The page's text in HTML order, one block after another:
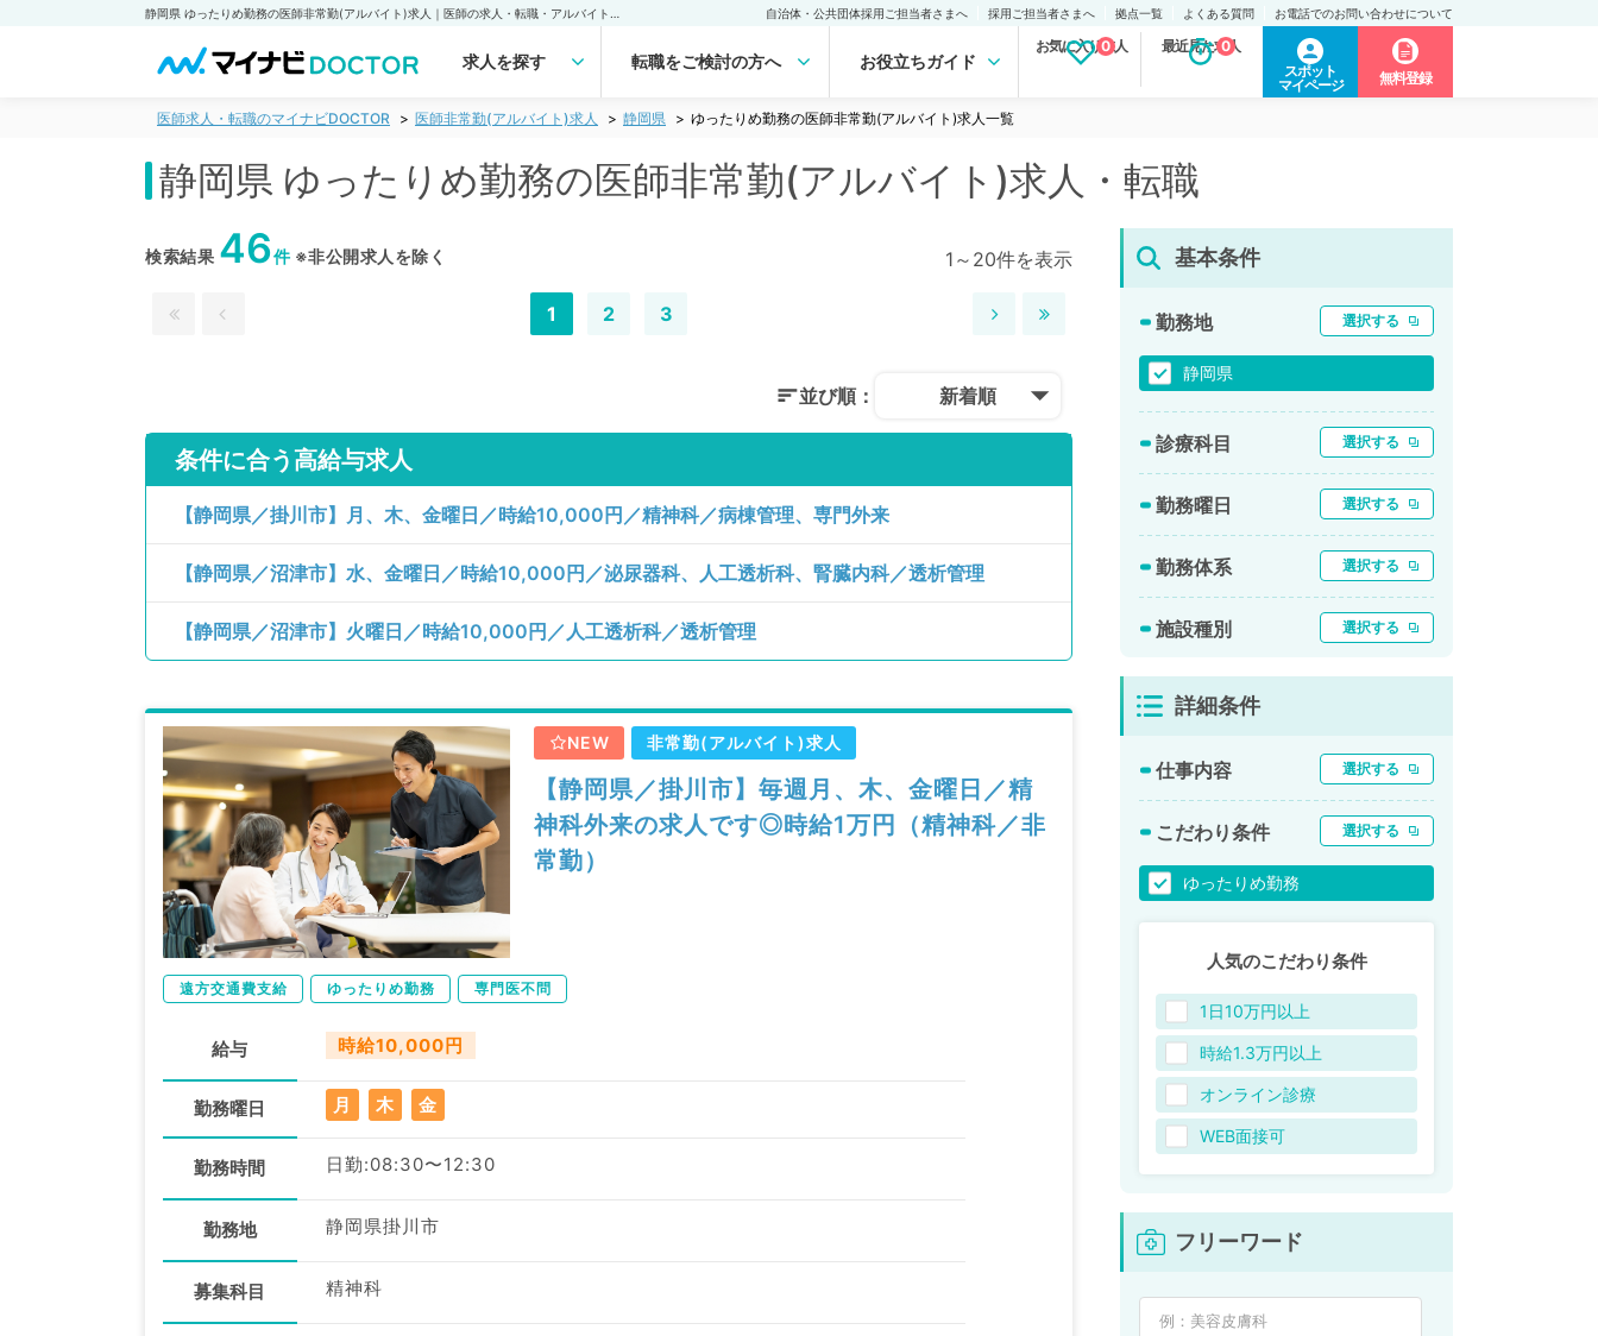
自治体・公共団体採用ご担当者さまへ 採用ご担当者さまへ 拠点一覧 よくある質問 お電話でのお問い合わせについて
求人を探す 転職をご検討の方へ お役立ちガイド
お気に入り求人
0 最近見た求人
0
スポット
マイページ
無料登録
医師求人・転職のマイナビDOCTOR 医師非常勤(アルバイト)求人 静岡県 ゆったりめ勤務の医師非常勤(アルバイト)求人一覧
静岡県 ゆったりめ勤務の医師非常勤(アルバイト)求人・転職
検索結果 46件※非公開求人を除く 1～20件を表示
1 2 3
並び順： 新着順
条件に合う高給与求人
【静岡県／掛川市】月、木、金曜日／時給10,000円／精神科／病棟管理、専門外来
【静岡県／沼津市】水、金曜日／時給10,000円／泌尿器科、人工透析科、腎臓内科／透析管理
【静岡県／沼津市】火曜日／時給10,000円／人工透析科／透析管理
NEW 非常勤(アルバイト)求人
【静岡県／掛川市】毎週月、木、金曜日／精
神科外来の求人です◎時給1万円（精神科／非
常勤）
遠方交通費支給 ゆったりめ勤務 専門医不問
給与 時給10,000円
勤務曜日 月 木 金
勤務時間 日勤:08:30〜12:30
勤務地 静岡県掛川市
募集科目 精神科
基本条件
勤務地 選択する
静岡県
診療科目 選択する
勤務曜日 選択する
勤務体系 選択する
施設種別 選択する
詳細条件
仕事内容 選択する
こだわり条件 選択する
ゆったりめ勤務
人気のこだわり条件
1日10万円以上
時給1.3万円以上
オンライン診療
WEB面接可
フリーワード